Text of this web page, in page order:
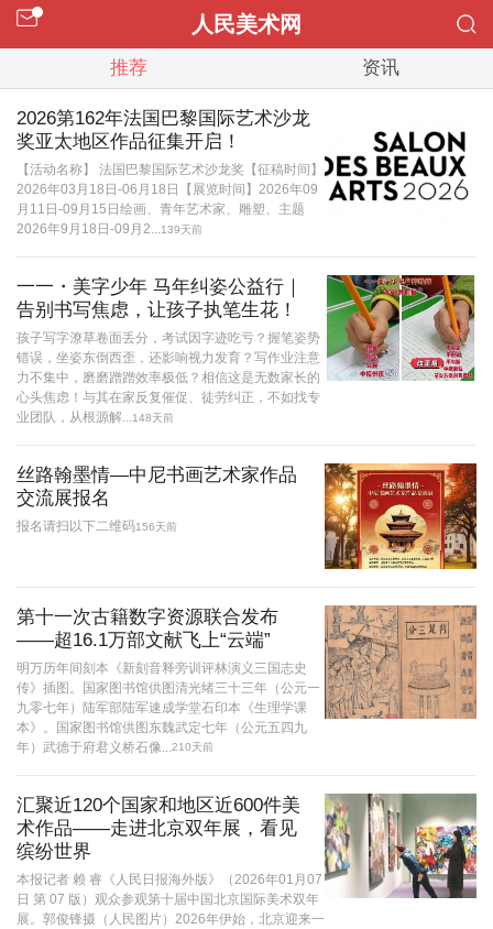
人民美术网
推荐 资讯
2026第162年法国巴黎国际艺术沙龙
奖亚太地区作品征集开启！
【活动名称】 法国巴黎国际艺术沙龙奖【征稿时间】
2026年03月18日-06月18日【展览时间】2026年09
月11日-09月15日绘画、青年艺术家、雕塑、主题
2026年9月18日-09月2...139天前
一一・美字少年 马年纠姿公益行｜
告别书写焦虑，让孩子执笔生花！
孩子写字潦草卷面丢分，考试因字迹吃亏？握笔姿势
错误，坐姿东倒西歪，还影响视力发育？写作业注意
力不集中，磨磨蹭蹭效率极低？相信这是无数家长的
心头焦虑！与其在家反复催促、徒劳纠正，不如找专
业团队，从根源解...148天前
丝路翰墨情—中尼书画艺术家作品
交流展报名
报名请扫以下二维码156天前
第十一次古籍数字资源联合发布
——超16.1万部文献飞上“云端”
明万历年间刻本《新刻音释旁训评林演义三国志史
传》插图。国家图书馆供图清光绪三十三年（公元一
九零七年）陆军部陆军速成学堂石印本《生理学课
本》。国家图书馆供图东魏武定七年（公元五四九
年）武德于府君义桥石像...
210天前
汇聚近120个国家和地区近600件美
术作品——走进北京双年展，看见
缤纷世界
本报记者 赖 睿《人民日报海外版》（2026年01月07
日 第 07 版）观众参观第十届中国北京国际美术双年
展。郭俊锋摄（人民图片）2026年伊始，北京迎来一